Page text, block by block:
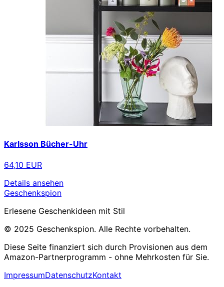
Karlsson Bücher-Uhr
64,10 EUR
Details ansehen
Geschenkspion
Erlesene Geschenkideen mit Stil
© 2025 Geschenkspion. Alle Rechte vorbehalten.
Diese Seite finanziert sich durch Provisionen aus dem
Amazon-Partnerprogramm - ohne Mehrkosten für Sie.
ImpressumDatenschutzKontakt